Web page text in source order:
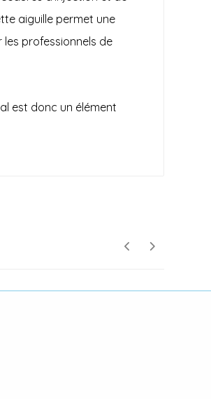
aiguille permet une
professionnels de
est donc un élément